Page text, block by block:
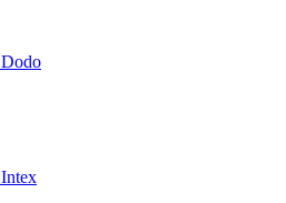
Dodo
Intex